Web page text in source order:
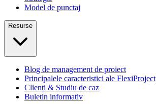
Model de punctaj
Resurse
Blog de management de proiect
Principalele caracteristici ale FlexiProject
Clienți & Studiu de caz
Buletin informativ